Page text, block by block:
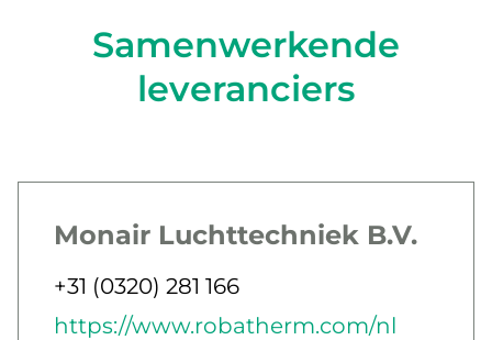
Samenwerkende
leveranciers
Monair Luchttechniek B.V.
Jobbar som
Telefon
+31 (0320) 281 166
E-post
Webb
https://www.robatherm.com/nl